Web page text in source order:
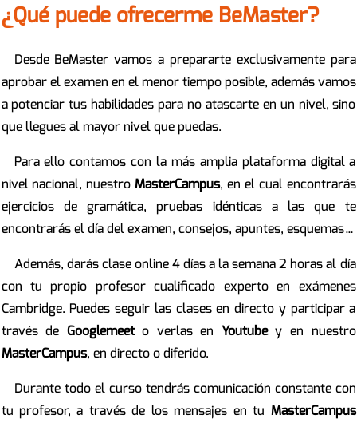
¿Qué puede ofrecerme BeMaster?
Desde BeMaster vamos a prepararte exclusivamente para
aprobar el examen en el menor tiempo posible, además vamos
a potenciar tus habilidades para no atascarte en un nivel, sino
que llegues al mayor nivel que puedas.
Para ello contamos con la más amplia plataforma digital a
nivel nacional, nuestroMasterCampus, en el cual encontrarás
ejercicios de gramática, pruebas idénticas a las que te
encontrarás el día del examen, consejos, apuntes, esquemas…
Además, darás clase online 4 días a la semana 2 horas al día
con tu propio profesor cualificado experto en exámenes
Cambridge. Puedes seguir las clases en directo y participar a
través de Googlemeeto verlas en Youtubey en nuestro
MasterCampus, en directo o diferido.
Durante todo el curso tendrás comunicación constante con
tu profesor, a través de los mensajes en tu MasterCampus